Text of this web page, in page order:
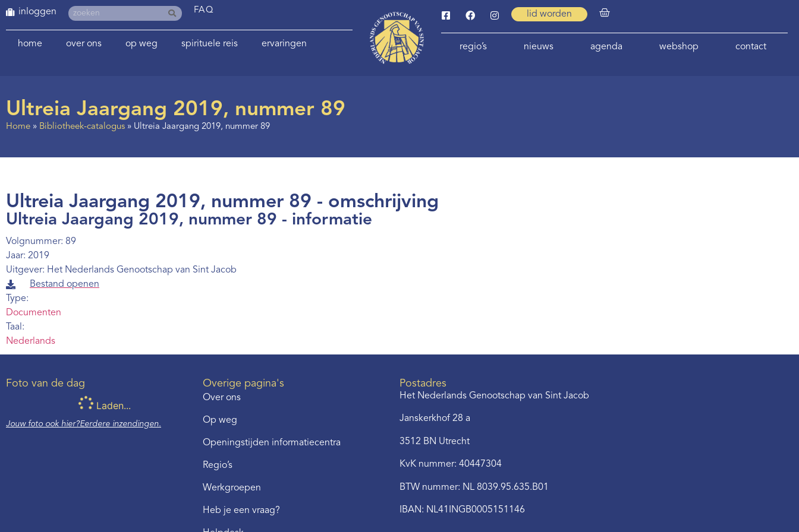
inloggen FAQ
home over ons op weg spirituele reis ervaringen
lid worden
regio’s nieuws agenda webshop contact
Ultreia Jaargang 2019, nummer 89
Home » Bibliotheek-catalogus » Ultreia Jaargang 2019, nummer 89
Ultreia Jaargang 2019, nummer 89 - omschrijving
Ultreia Jaargang 2019, nummer 89 - informatie
Volgnummer: 89
Jaar: 2019
Uitgever: Het Nederlands Genootschap van Sint Jacob
Bestand openen
Type:
Documenten
Taal:
Nederlands
Foto van de dag
Laden...
Jouw foto ook hier?Eerdere inzendingen.
Overige pagina's
Over ons
Op weg
Openingstijden informatiecentra
Regio’s
Werkgroepen
Heb je een vraag?
Postadres
Het Nederlands Genootschap van Sint Jacob
Janskerkhof 28 a
3512 BN Utrecht
KvK nummer: 40447304
BTW nummer: NL 8039.95.635.B01
IBAN: NL41INGB0005151146